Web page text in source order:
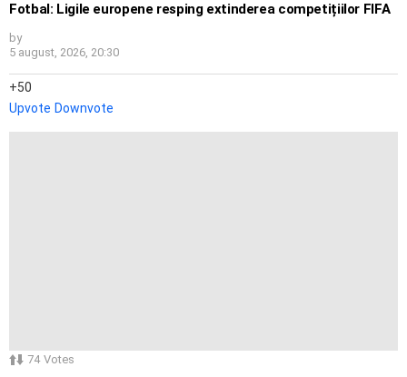
Fotbal: Ligile europene resping extinderea competițiilor FIFA
by
5 august, 2026, 20:30
50
Upvote Downvote
74 Votes